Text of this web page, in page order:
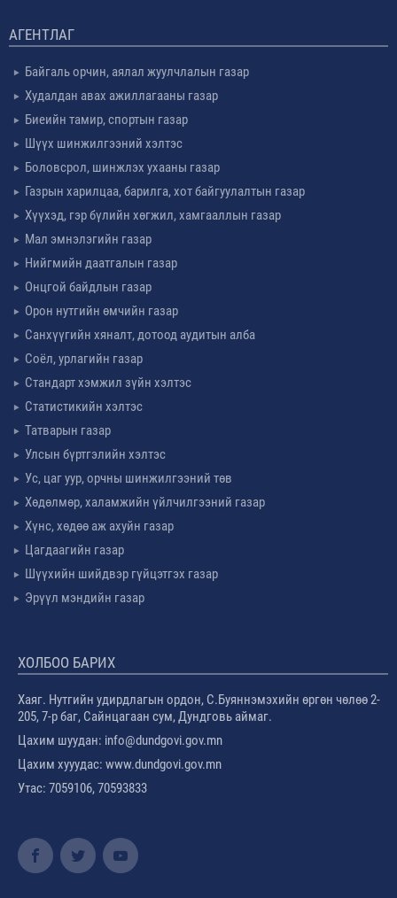
АГЕНТЛАГ
Байгаль орчин, аялал жуулчлалын газар
Худалдан авах ажиллагааны газар
Биеийн тамир, спортын газар
Шүүх шинжилгээний хэлтэс
Боловсрол, шинжлэх ухааны газар
Газрын харилцаа, барилга, хот байгуулалтын газар
Хүүхэд, гэр бүлийн хөгжил, хамгааллын газар
Мал эмнэлэгийн газар
Нийгмийн даатгалын газар
Онцгой байдлын газар
Орон нутгийн өмчийн газар
Санхүүгийн хяналт, дотоод аудитын алба
Соёл, урлагийн газар
Стандарт хэмжил зүйн хэлтэс
Статистикийн хэлтэс
Татварын газар
Улсын бүртгэлийн хэлтэс
Ус, цаг уур, орчны шинжилгээний төв
Хөдөлмөр, халамжийн үйлчилгээний газар
Хүнс, хөдөө аж ахуйн газар
Цагдаагийн газар
Шүүхийн шийдвэр гүйцэтгэх газар
Эрүүл мэндийн газар
ХОЛБОО БАРИХ
Хаяг. Нутгийн удирдлагын ордон, С.Буяннэмэхийн өргөн чөлөө 2-
205, 7-р баг, Сайнцагаан сум, Дундговь аймаг.
Цахим шуудан: info@dundgovi.gov.mn
Цахим хууудас: www.dundgovi.gov.mn
Утас: 7059106, 70593833